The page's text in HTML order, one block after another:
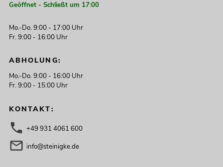
Geöffnet - Schließt um 17:00
Mo.-Do. 9:00 - 17:00 Uhr
Fr. 9:00 - 16:00 Uhr
ABHOLUNG:
Mo.-Do. 9:00 - 16:00 Uhr
Fr. 9:00 - 15:00 Uhr
KONTAKT:
+49 931 4061 600
info@steinigke.de